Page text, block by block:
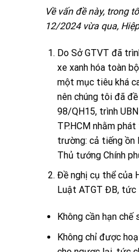
Về vấn đề này, trong
12/2024 vừa qua,
Do Sở GTVT đã
xe xanh hóa toàn
một mục tiêu khá
nên chúng tôi đã
98/QH15, trình
TP.HCM nhằm
trường: cả tiếng ồn
Thủ tướng Chính
Đề nghị cụ thể của
Luật ATGT ĐB, tức
Không cần hạn
Không chỉ được